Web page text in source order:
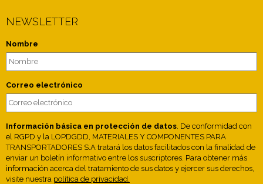
NEWSLETTER
Nombre
Correo electrónico
Información básica en protección de datos . De conformidad con
el RGPD y la LOPDGDD, MATERIALES Y COMPONENTES PARA
TRANSPORTADORES S.A tratará los datos facilitados con la finalidad de
enviar un boletín informativo entre los suscriptores. Para obtener más
información acerca del tratamiento de sus datos y ejercer sus derechos,
visite nuestra política de privacidad.